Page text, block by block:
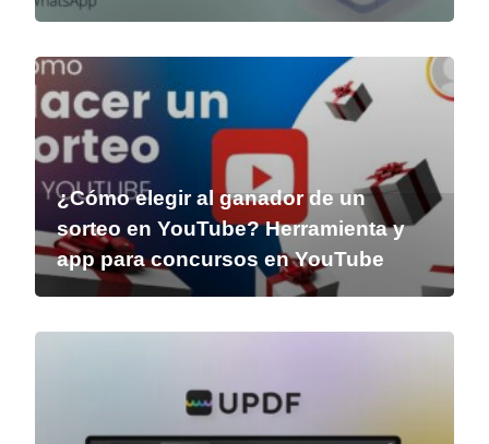
¿Cómo elegir al ganador de un
sorteo en YouTube? Herramienta y
app para concursos en YouTube